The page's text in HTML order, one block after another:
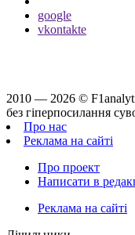
google
vkontakte
2010 — 2026 ©
без гіперпосилання
Про нас
Реклама на сайті
Про проект
Написати в
Реклама на сайті